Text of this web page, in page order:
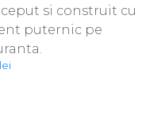
si construit cu
puternic pe
lei